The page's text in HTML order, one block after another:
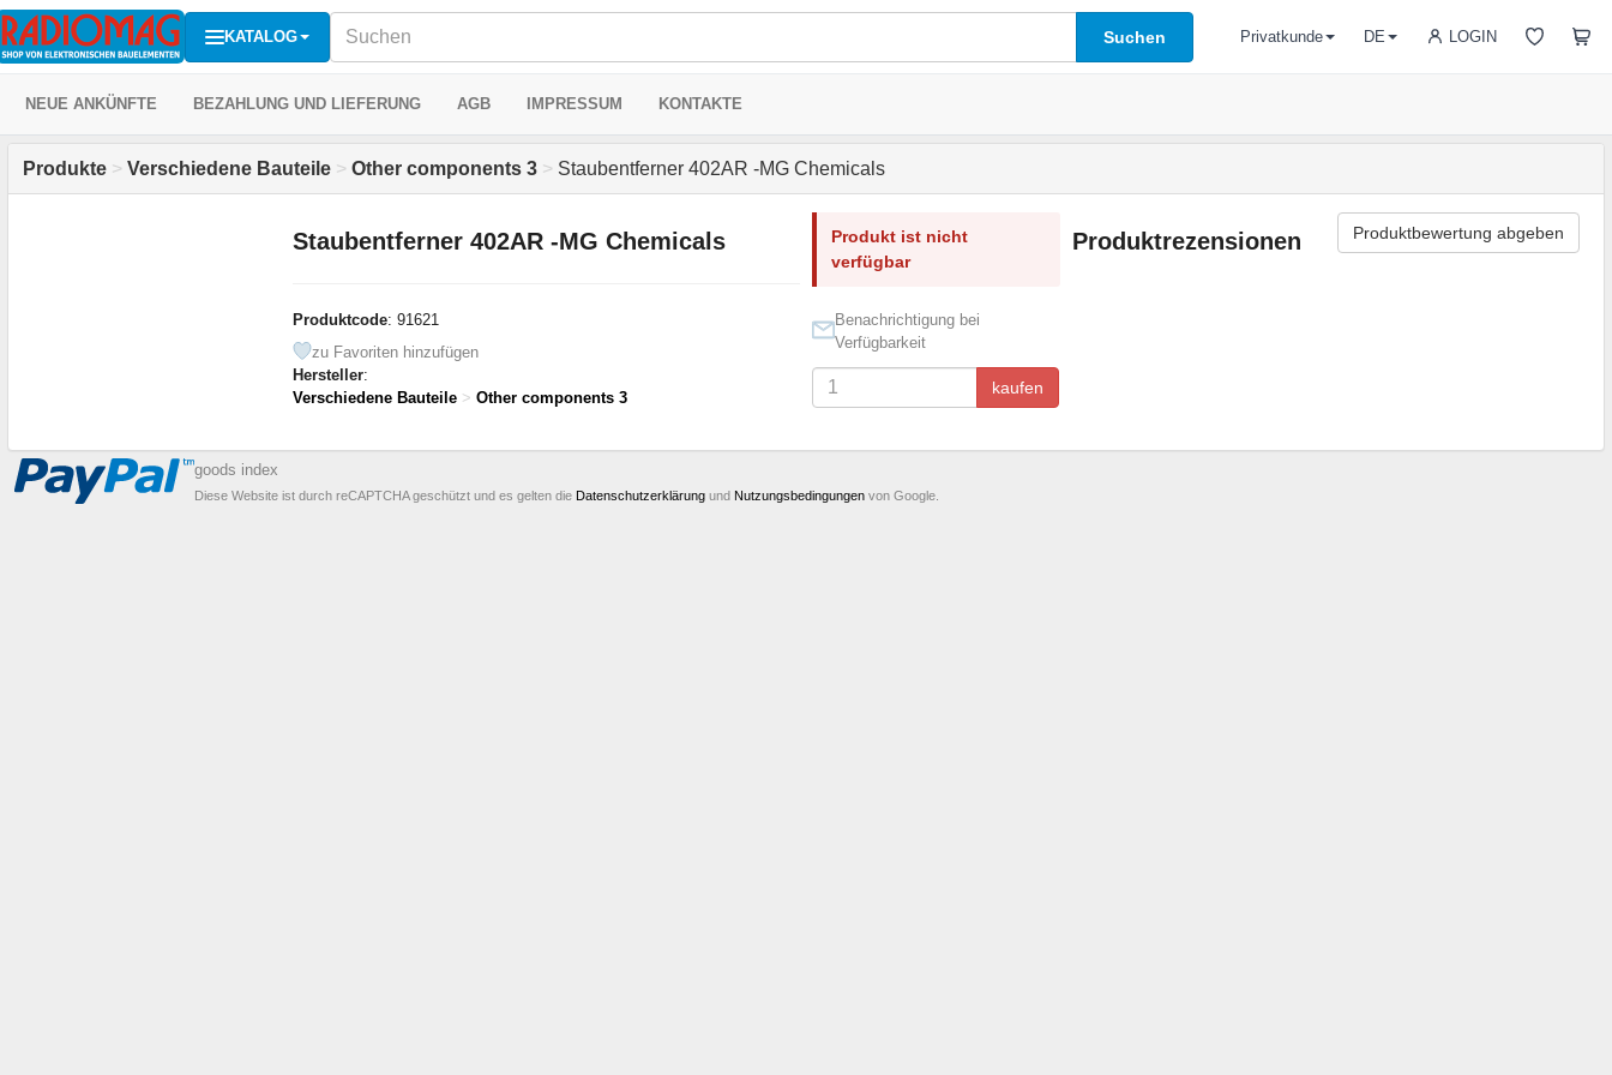
KATALOG Suchen LOGIN
Privatkunde DE
NEUE ANKÜNFTE BEZAHLUNG UND LIEFERUNG AGB IMPRESSUM KONTAKTE
Produkte > Verschiedene Bauteile > Other components 3 > Staubentferner 402AR -MG Chemicals
Staubentferner 402AR -MG Chemicals
Produktcode: 91621
zu Favoriten hinzufügen
Hersteller:
Verschiedene Bauteile > Other components 3
Produkt ist nicht
verfügbar
Benachrichtigung bei
Verfügbarkeit
kaufen
Produktrezensionen Produktbewertung abgeben
goods index
Diese Website ist durch reCAPTCHA geschützt und es gelten die Datenschutzerklärung und Nutzungsbedingungen von Google.